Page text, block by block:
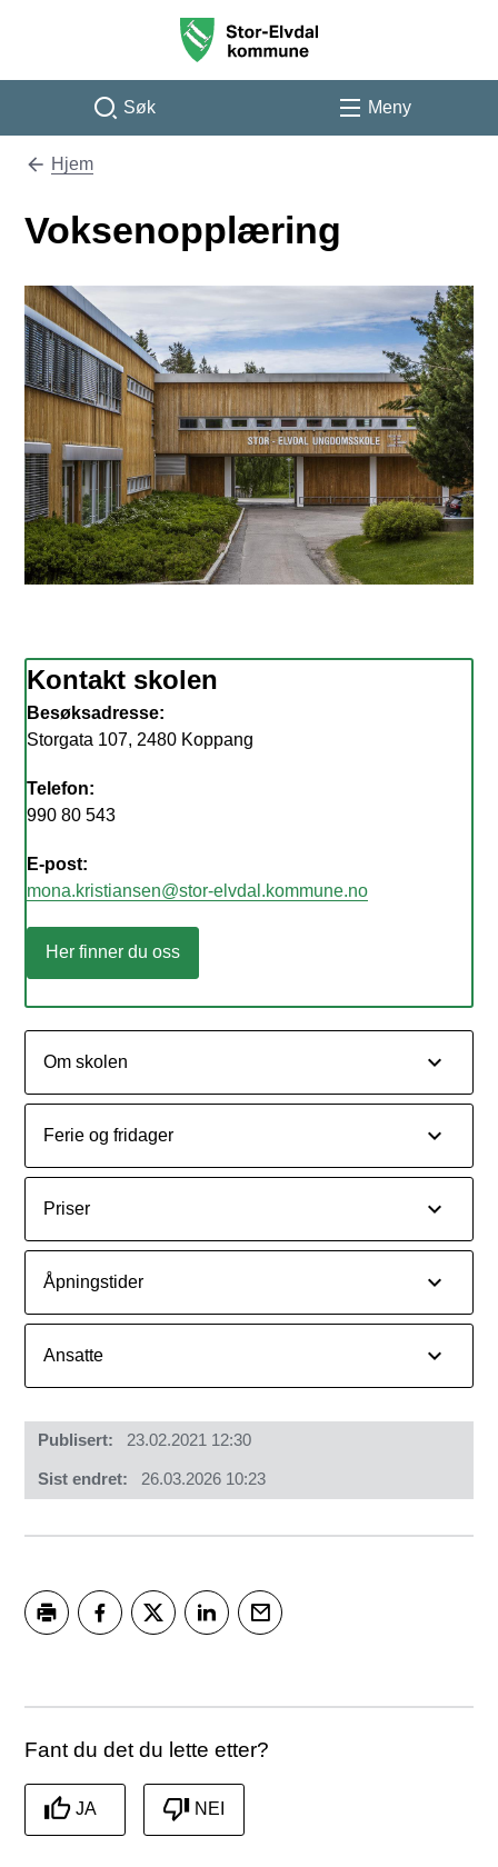
Stor-Elvdal kommune
Søk Meny
Du er her:
Hjem
Voksenopplæring
Kontakt skolen
Besøksadresse:
Storgata 107, 2480 Koppang
Telefon:
990 80 543​
E-post:
mona.kristiansen@stor-elvdal.kommune.no
Her finner du oss
Om skolen
Ferie og fridager
Priser
Åpningstider
Ansatte
Publisert 23.02.2021 12:30
Sist endret 26.03.2026 10:23
Fant du det du lette etter?
JA NEI